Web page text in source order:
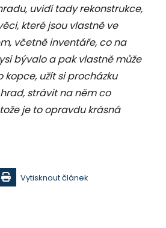
uvidí tady rekonstrukce,
které jsou vlastně ve
včetně inventáře, co na
bývalo a pak vlastně může
kopce, užít si procházku
strávit na něm co
je to opravdu krásná
Vytisknout článek